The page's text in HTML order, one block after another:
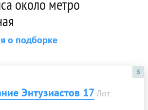
около метро
о подборке
B
Энтузиастов 17Лот